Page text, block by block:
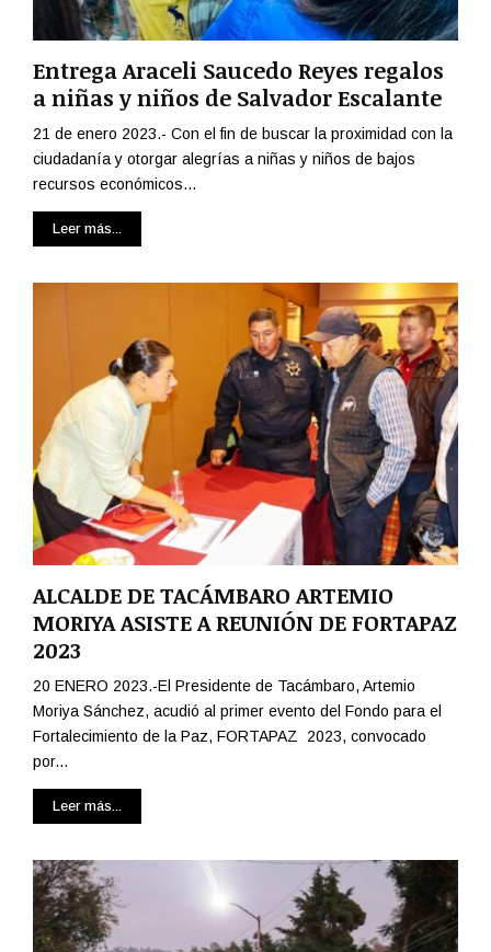
Entrega Araceli Saucedo Reyes regalos
a niñas y niños de Salvador Escalante
21 de enero 2023.- Con el fin de buscar la proximidad con la
ciudadanía y otorgar alegrías a niñas y niños de bajos
recursos económicos...
Leer más...
ALCALDE DE TACÁMBARO ARTEMIO
MORIYA ASISTE A REUNIÓN DE FORTAPAZ
2023
20 ENERO 2023.-El Presidente de Tacámbaro, Artemio
Moriya Sánchez, acudió al primer evento del Fondo para el
Fortalecimiento de la Paz, FORTAPAZ 2023, convocado
por...
Leer más...